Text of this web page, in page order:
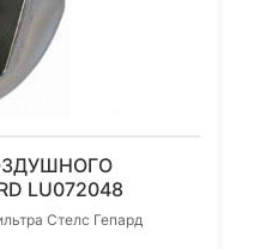
LU072048
Стелс Гепард